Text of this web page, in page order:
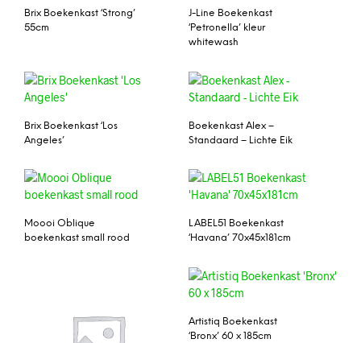
Brix Boekenkast ‘Strong’
55cm
J-Line Boekenkast
‘Petronella’ kleur
whitewash
Brix Boekenkast ‘Los
Angeles’
Boekenkast Alex –
Standaard – Lichte Eik
Moooi Oblique
boekenkast small rood
LABEL51 Boekenkast
‘Havana’ 70x45x181cm
Artistiq Boekenkast
‘Bronx’ 60 x 185cm